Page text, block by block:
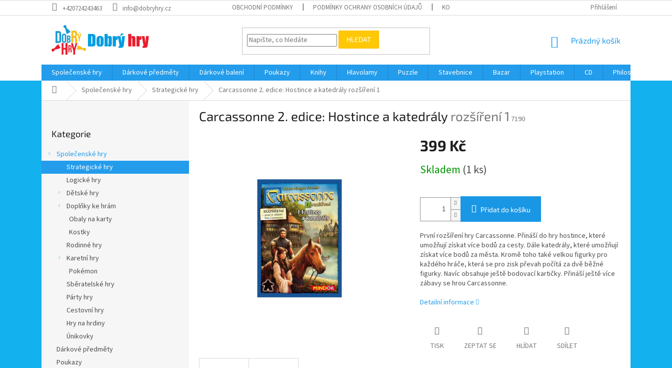
na
+420724243463 info@dobryhry.cz OBCHODNÍ PODMÍNKY PODMÍNKY OCHRANY OSOBNÍCH ÚDAJŮ KONTAKTY Přihlášení
HLEDAT
NÁKUPNÍ
Prázdný košík
Společenské hry Dárkové předměty Dárkové balení Poukazy Knihy Hlavolamy Puzzle Stavebnice Bazar Playstation CD Philos
Domů Společenské hry Strategické hry Carcassonne 2. edice: Hostince a katedrályrozšíření 1
a
n
kategorie
Kategorie
Společenské hry
Strategické hry
Logické hry
Dětské hry
Doplňky ke hrám
Obaly na karty
Kostky
Rodinné hry
Karetní hry
Pokémon
Sběratelské hry
Párty hry
Cestovní hry
Hry na hrdiny
Únikovky
Dárkové předměty
Poukazy
Carcassonne 2. edice: Hostince a katedrály rozšíření 1 7190
399 Kč
cena:
Skladem (1 ks)
Přidat do košíku
První rozšíření hry Carcassonne. Přináší do hry hostince, které
umožňují získat více bodů za cesty. Dále katedrály, které umožňují
získat více bodů za města. Kromě toho také velkou figurky pro
každého hráče, která se pro zisk převah počítá za dvě běžné
figurky. Navíc obsahuje ještě bodovací kartičky. Přináší ještě více
zábavy se hrou Carcassonne.
Detailní informace
TISK ZEPTAT SE HLÍDAT SDÍLET